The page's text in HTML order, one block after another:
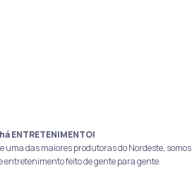
ENTRETENIMENTO!
uma das maiores produtoras do Nordeste, somos
entretenimento feito de gente para gente.